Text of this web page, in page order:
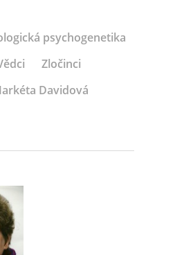
psychogenetika
Zločinci
Davidová